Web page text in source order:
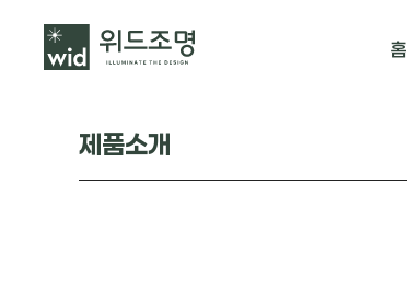
홈
제품소개